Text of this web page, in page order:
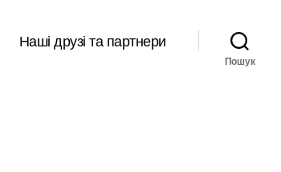
Наші друзі та партнери
Пошук